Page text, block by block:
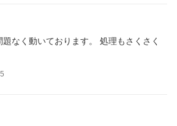
なく動いております。 処理もさくさく